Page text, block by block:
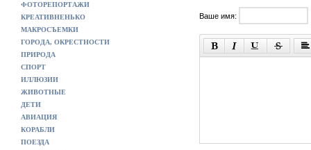
ФОТОРЕПОРТАЖИ
КРЕАТИВНЕНЬКО
МАКРОСЪЕМКИ
ГОРОДА, ОКРЕСТНОСТИ
ПРИРОДА
СПОРТ
ИЛЛЮЗИИ
ЖИВОТНЫЕ
ДЕТИ
АВИАЦИЯ
КОРАБЛИ
ПОЕЗДА
Ваше имя: